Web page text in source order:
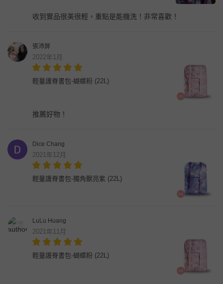
收到實品很美很輕，重點是能機洗！非常喜歡！
張沛屏
2022年1月
輕量護脊書包-蝴蝶粉 (22L)
推薦好物！
Dice Chang
2021年12月
輕量護脊書包-獨角獸亮紫 (22L)
LuLu Huang
2021年11月
輕量護脊書包-蝴蝶粉 (22L)